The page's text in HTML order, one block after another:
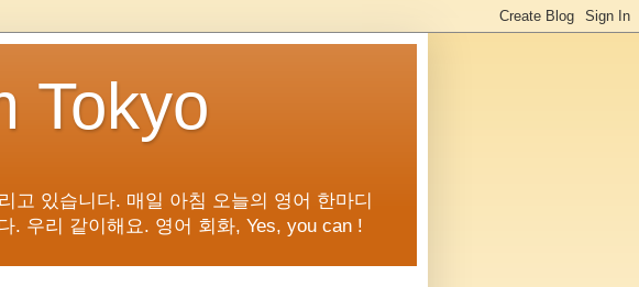
Tokyo
고 있습니다. 매일 아침 오늘의 영어 한마디
. 우리 같이해요. 영어 회화, Yes, you can !